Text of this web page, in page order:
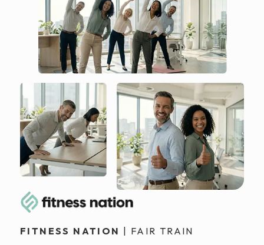
FITNESS NATION | FAIR TRAIN